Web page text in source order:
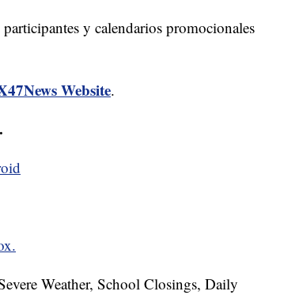
y calendarios promocionales
Website.
Weather, School Closings, Daily